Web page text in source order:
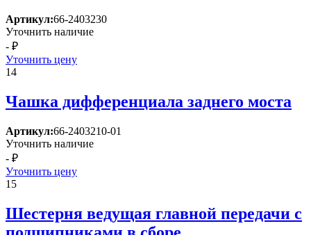
Артикул:66-2403230
Уточнить наличие
- ₽
Уточнить цену
14
Чашка дифференциала заднего моста
Артикул:66-2403210-01
Уточнить наличие
- ₽
Уточнить цену
15
Шестерня ведущая главной передачи с